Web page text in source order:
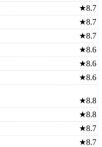
★8.7
★8.7
★8.7
★8.6
★8.6
★8.6
★8.8
★8.8
★8.7
★8.7